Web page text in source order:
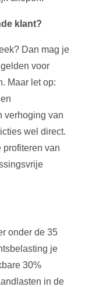
klant?
Dan mag je
voor
Maar let op:
verhoging van
wel direct.
profiteren van
onder de 35
je
30%
in de